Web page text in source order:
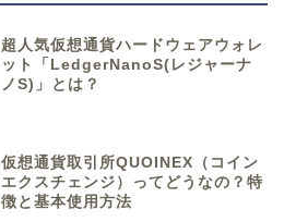
超人気仮想通貨ハードウェアウォレ
ット「LedgerNanoS(レジャーナ
ノS)」とは？
仮想通貨取引所QUOINEX（コイン
エクスチェンジ）ってどうなの？特
徴と基本使用方法